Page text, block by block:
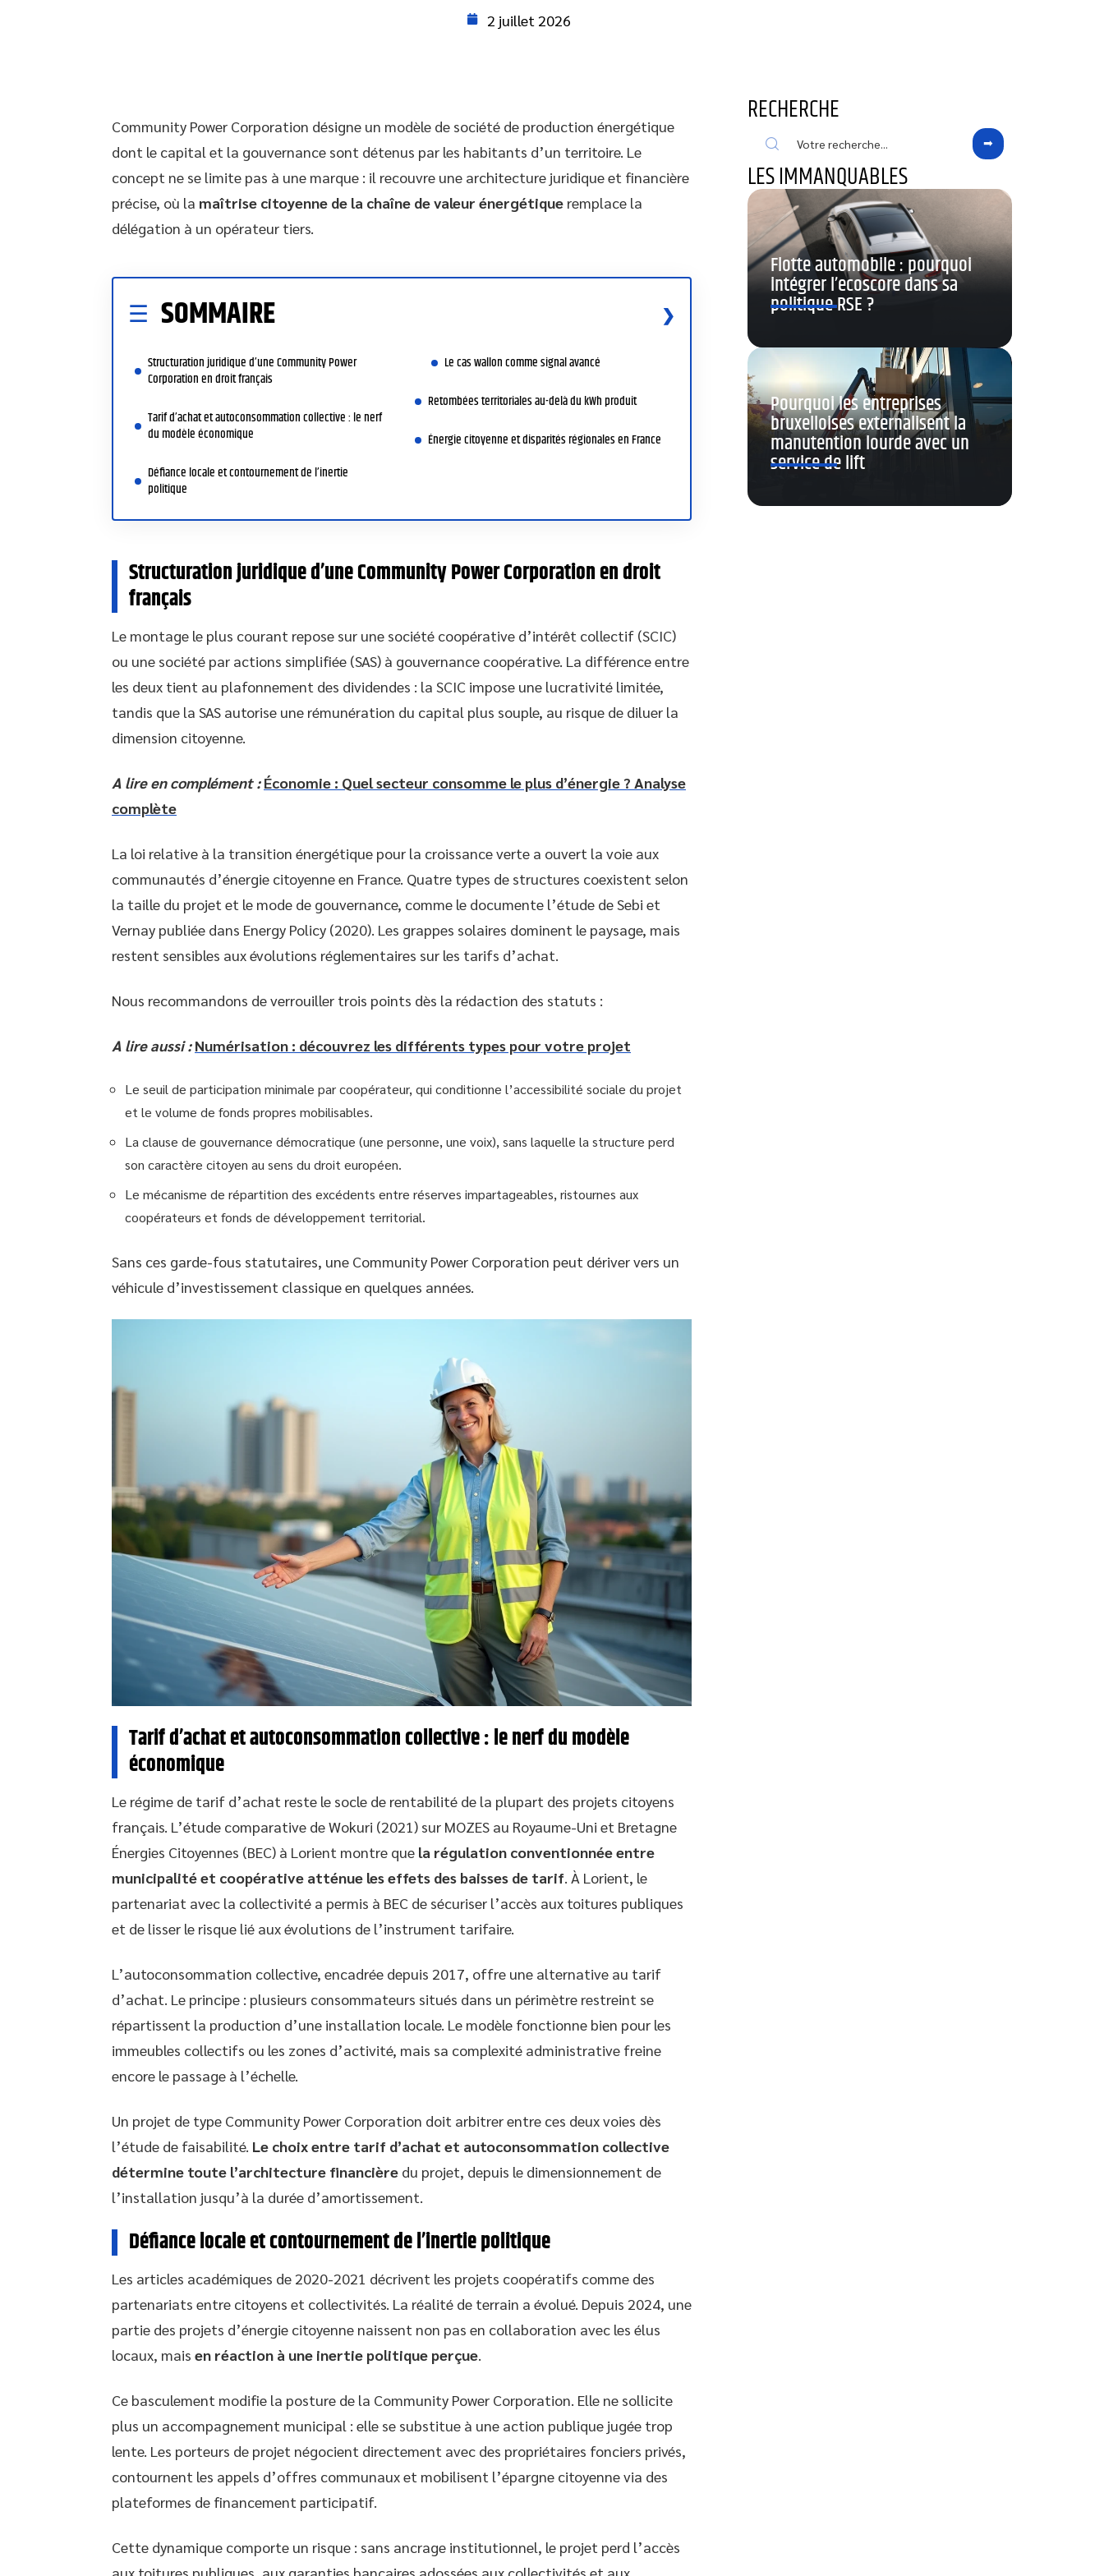
2 juillet 2026
Community Power Corporation désigne un modèle de société de production énergétique
dont le capital et la gouvernance sont détenus par les habitants d’un territoire. Le
concept ne se limite pas à une marque : il recouvre une architecture juridique et financière
précise, où la maîtrise citoyenne de la chaîne de valeur énergétique remplace la
délégation à un opérateur tiers.
SOMMAIRE
Structuration juridique d’une Community Power
Corporation en droit français
Tarif d’achat et autoconsommation collective : le nerf
du modèle économique
Défiance locale et contournement de l’inertie
politique
Le cas wallon comme signal avancé
Retombées territoriales au-delà du kWh produit
Énergie citoyenne et disparités régionales en France
Structuration juridique d’une Community Power Corporation en droit
français
Le montage le plus courant repose sur une société coopérative d’intérêt collectif (SCIC)
ou une société par actions simplifiée (SAS) à gouvernance coopérative. La différence entre
les deux tient au plafonnement des dividendes : la SCIC impose une lucrativité limitée,
tandis que la SAS autorise une rémunération du capital plus souple, au risque de diluer la
dimension citoyenne.
A lire en complément : Économie : Quel secteur consomme le plus d’énergie ? Analyse
complète
La loi relative à la transition énergétique pour la croissance verte a ouvert la voie aux
communautés d’énergie citoyenne en France. Quatre types de structures coexistent selon
la taille du projet et le mode de gouvernance, comme le documente l’étude de Sebi et
Vernay publiée dans Energy Policy (2020). Les grappes solaires dominent le paysage, mais
restent sensibles aux évolutions réglementaires sur les tarifs d’achat.
Nous recommandons de verrouiller trois points dès la rédaction des statuts :
A lire aussi : Numérisation : découvrez les différents types pour votre projet
Le seuil de participation minimale par coopérateur, qui conditionne l’accessibilité sociale du projet
et le volume de fonds propres mobilisables.
La clause de gouvernance démocratique (une personne, une voix), sans laquelle la structure perd
son caractère citoyen au sens du droit européen.
Le mécanisme de répartition des excédents entre réserves impartageables, ristournes aux
coopérateurs et fonds de développement territorial.
Sans ces garde-fous statutaires, une Community Power Corporation peut dériver vers un
véhicule d’investissement classique en quelques années.
Tarif d’achat et autoconsommation collective : le nerf du modèle
économique
Le régime de tarif d’achat reste le socle de rentabilité de la plupart des projets citoyens
français. L’étude comparative de Wokuri (2021) sur MOZES au Royaume-Uni et Bretagne
Énergies Citoyennes (BEC) à Lorient montre que la régulation conventionnée entre
municipalité et coopérative atténue les effets des baisses de tarif. À Lorient, le
partenariat avec la collectivité a permis à BEC de sécuriser l’accès aux toitures publiques
et de lisser le risque lié aux évolutions de l’instrument tarifaire.
L’autoconsommation collective, encadrée depuis 2017, offre une alternative au tarif
d’achat. Le principe : plusieurs consommateurs situés dans un périmètre restreint se
répartissent la production d’une installation locale. Le modèle fonctionne bien pour les
immeubles collectifs ou les zones d’activité, mais sa complexité administrative freine
encore le passage à l’échelle.
Un projet de type Community Power Corporation doit arbitrer entre ces deux voies dès
l’étude de faisabilité. Le choix entre tarif d’achat et autoconsommation collective
détermine toute l’architecture financière du projet, depuis le dimensionnement de
l’installation jusqu’à la durée d’amortissement.
Défiance locale et contournement de l’inertie politique
Les articles académiques de 2020-2021 décrivent les projets coopératifs comme des
partenariats entre citoyens et collectivités. La réalité de terrain a évolué. Depuis 2024, une
partie des projets d’énergie citoyenne naissent non pas en collaboration avec les élus
locaux, mais en réaction à une inertie politique perçue.
Ce basculement modifie la posture de la Community Power Corporation. Elle ne sollicite
plus un accompagnement municipal : elle se substitue à une action publique jugée trop
lente. Les porteurs de projet négocient directement avec des propriétaires fonciers privés,
contournent les appels d’offres communaux et mobilisent l’épargne citoyenne via des
plateformes de financement participatif.
Cette dynamique comporte un risque : sans ancrage institutionnel, le projet perd l’accès
aux toitures publiques, aux garanties bancaires adossées aux collectivités et aux
RECHERCHE
LES IMMANQUABLES
Flotte automobile : pourquoi
intégrer l’ecoscore dans sa
politique RSE ?
Pourquoi les entreprises
bruxelloises externalisent la
manutention lourde avec un
service de lift